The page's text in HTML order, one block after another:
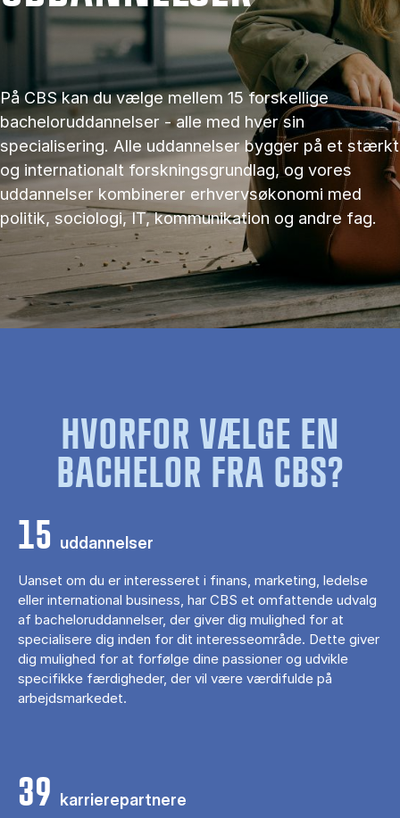
På CBS kan du vælge mellem 15 forskellige
bacheloruddannelser - alle med hver sin
specialisering. Alle uddannelser bygger på et stærkt
og internationalt forskningsgrundlag, og vores
uddannelser kombinerer erhvervsøkonomi med
politik, sociologi, IT, kommunikation og andre fag.
HVORFOR VÆLGE EN
BACHELOR FRA CBS?
15 uddannelser
Uanset om du er interesseret i finans, marketing, ledelse
eller international business, har CBS et omfattende udvalg
af bacheloruddannelser, der giver dig mulighed for at
specialisere dig inden for dit interesseområde. Dette giver
dig mulighed for at forfølge dine passioner og udvikle
specifikke færdigheder, der vil være værdifulde på
arbejdsmarkedet.
39 karrierepartnere